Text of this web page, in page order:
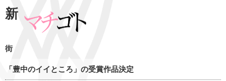
新
街
「豊中のイイところ」の受賞作品決定